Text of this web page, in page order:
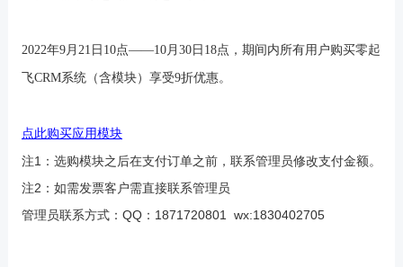
2022年9月 21 日 10点——10月 30日 18点，期间 内所有用户购买零起
飞CRM系统（含模块）享受9折优惠。
点此购买应用模块
注1：选购模块之后在支付订单之前，联系管理员修改支付金额。
注2：如需发票客户需直接联系管理员
管理员联系方式：QQ：1871720801 wx:1830402705